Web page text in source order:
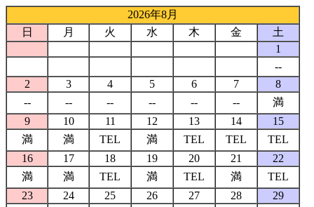
2026年8月
日
月 火 水 木 金
土
1
--
2
3 4 5 6 7
8
--
-- -- -- -- --
満
9
10 11 12 13 14
15
満
満 TEL 満 TEL TEL
TEL
16
17 18 19 20 21
22
満
満 TEL 満 TEL 満
TEL
23
24 25 26 27 28
29